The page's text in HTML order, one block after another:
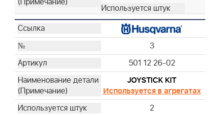
3
501 12 26-02
JOYSTICK KIT
Используется в агрегатах
2